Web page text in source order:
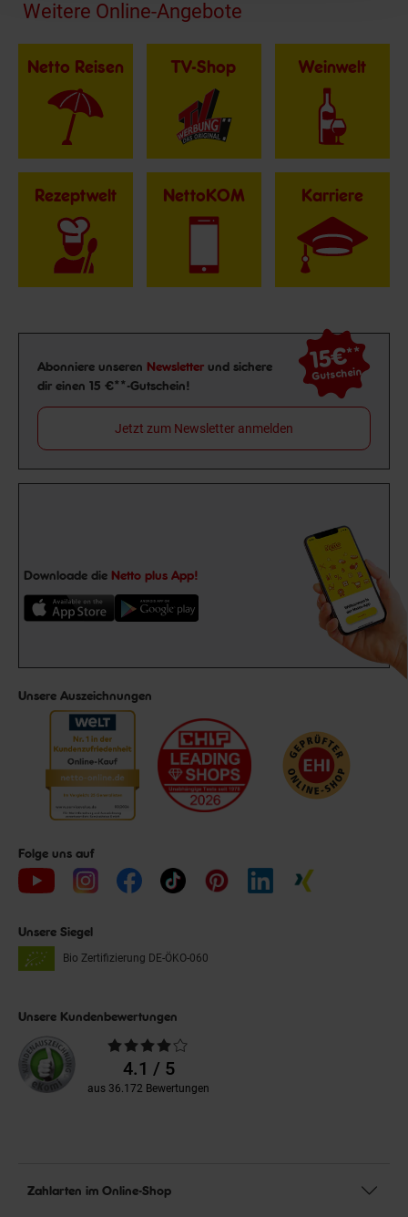
Fußzeile
Weitere Online-Angebote
Netto Reisen TV-Shop Weinwelt
Rezeptwelt NettoKOM Karriere
Newsletter Anmeldung
Abonniere unseren Newsletter und sichere
dir einen 15 €**-Gutschein!
15€**
Gutschein
Jetzt zum Newsletter anmelden
Downloade die Netto plus App!
Unsere Auszeichnungen
Folge uns auf
Unsere Siegel
Bio Zertifizierung DE-ÖKO-060
Unsere Kundenbewertungen
Durchschnittliche
Bewertungen4.1 / 5
aus 36.172 Bewertungen
Zahlarten im Online-Shop